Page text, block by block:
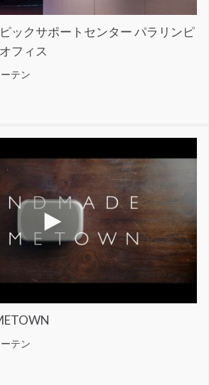
ックサポートセンター パラリンピ
フィス
テン
テン